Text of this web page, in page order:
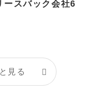
スバック会社6
見る